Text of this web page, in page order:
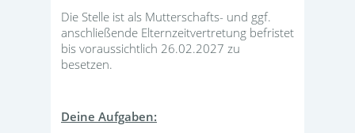
Die Stelle ist als Mutterschafts- und ggf.
anschließende Elternzeitvertretung befristet
bis voraussichtlich 26.02.2027 zu
besetzen.
Deine Aufgaben: